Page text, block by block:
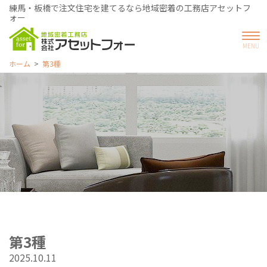
練馬・板橋で注文住宅を建てるなら地域密着の工務店アセットフ
ォー
ホーム 第3種
第3種
2025.10.11